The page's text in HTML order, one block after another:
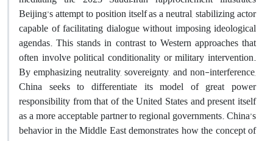
Beijing’s attempt to position itself as a neutral, stabilizing actor
capable of facilitating dialogue without imposing ideological
agendas. This stands in contrast to Western approaches that
often involve political conditionality or military intervention.
By emphasizing neutrality, sovereignty, and non-interference,
China seeks to differentiate its model of great power
responsibility from that of the United States and present itself
as a more acceptable partner to regional governments. China’s
behavior in the Middle East demonstrates how the concept of